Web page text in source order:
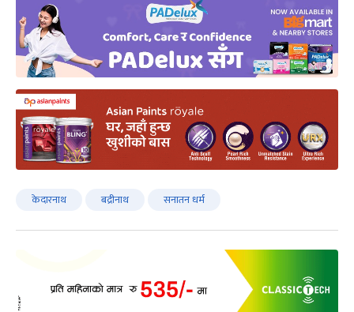
केदारनाथ बद्रीनाथ सनातन धर्म